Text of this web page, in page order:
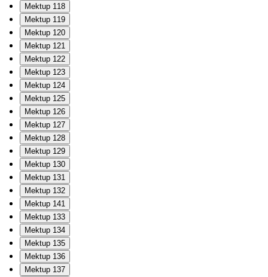
Mektup 118
Mektup 119
Mektup 120
Mektup 121
Mektup 122
Mektup 123
Mektup 124
Mektup 125
Mektup 126
Mektup 127
Mektup 128
Mektup 129
Mektup 130
Mektup 131
Mektup 132
Mektup 141
Mektup 133
Mektup 134
Mektup 135
Mektup 136
Mektup 137